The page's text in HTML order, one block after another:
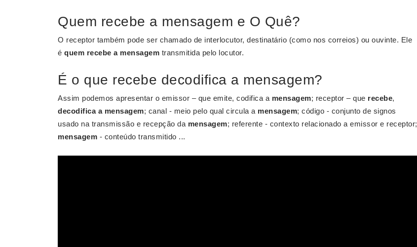
Quem recebe a mensagem e O Quê?
O receptor também pode ser chamado de interlocutor, destinatário (como nos correios) ou ouvinte. Ele
é quem recebe a mensagem transmitida pelo locutor.
É o que recebe decodifica a mensagem?
Assim podemos apresentar o emissor – que emite, codifica a mensagem; receptor – que recebe,
decodifica a mensagem; canal - meio pelo qual circula a mensagem; código - conjunto de signos
usado na transmissão e recepção da mensagem; referente - contexto relacionado a emissor e receptor;
mensagem - conteúdo transmitido ...